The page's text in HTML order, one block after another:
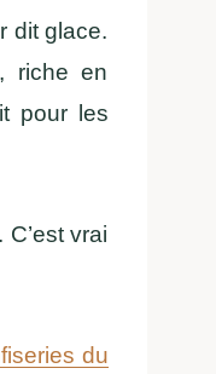
dit glace.
riche en
pour les
vrai
du